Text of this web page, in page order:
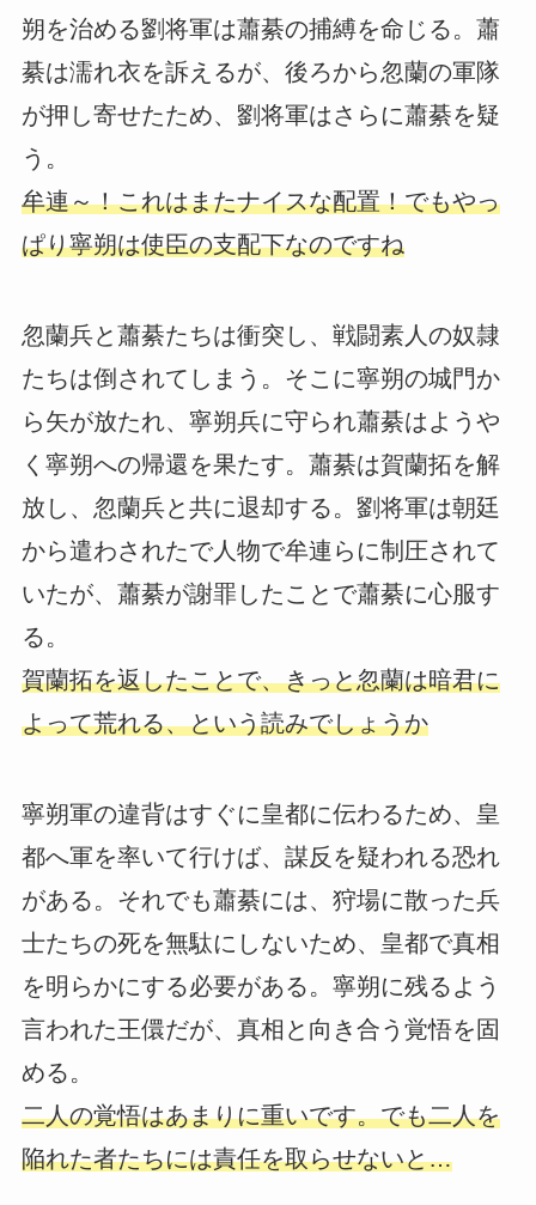
朔を治める劉将軍は蕭綦の捕縛を命じる。蕭
綦は濡れ衣を訴えるが、後ろから忽蘭の軍隊
が押し寄せたため、劉将軍はさらに蕭綦を疑
う。
牟連～！これはまたナイスな配置！でもやっ
ぱり寧朔は使臣の支配下なのですね
忽蘭兵と蕭綦たちは衝突し、戦闘素人の奴隷
たちは倒されてしまう。そこに寧朔の城門か
ら矢が放たれ、寧朔兵に守られ蕭綦はようや
く寧朔への帰還を果たす。蕭綦は賀蘭拓を解
放し、忽蘭兵と共に退却する。劉将軍は朝廷
から遣わされたで人物で牟連らに制圧されて
いたが、蕭綦が謝罪したことで蕭綦に心服す
る。
賀蘭拓を返したことで、きっと忽蘭は暗君に
よって荒れる、という読みでしょうか
寧朔軍の違背はすぐに皇都に伝わるため、皇
都へ軍を率いて行けば、謀反を疑われる恐れ
がある。それでも蕭綦には、狩場に散った兵
士たちの死を無駄にしないため、皇都で真相
を明らかにする必要がある。寧朔に残るよう
言われた王儇だが、真相と向き合う覚悟を固
める。
二人の覚悟はあまりに重いです。でも二人を
陥れた者たちには責任を取らせないと…